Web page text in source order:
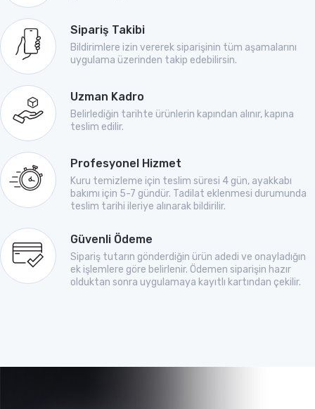
Sipariş Takibi
Bildirimlere izin vererek siparişinin tüm aşamalarını
uygulama üzerinden takip edebilirsin.
Uzman Kadro
Belirlediğin tarihte ürünlerin kapından alınır, kapına
teslim edilir.
Profesyonel Hizmet
Kuru temizleme için teslim süresi 4 gün, ayakkabı
bakımı için 5-7 gündür. Tadilat eklenmesi durumunda
teslim tarihi ileriye alınarak bildirilir.
Güvenli Ödeme
Sipariş tutarın gönderdiğin ürün adedi ve onayladığın
ek işlemlere göre belirlenir. Ödemen siparişin hazır
olduktan sonra uygulamaya kayıtlı kartından çekilir.